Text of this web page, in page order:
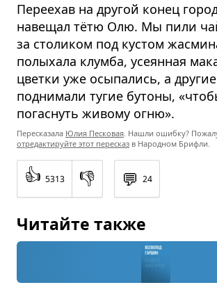
Переехав на другой конец
навещал тётю Олю. Мы пили
за столиком под кустом
полыхала клумба, усеянная
цветки уже осыпались, а
поднимали тугие бутоны,
погаснуть живому огню».
Пересказала Юлия Песковая. Нашли ошибку?
отредактируйте этот пересказ в Народном Брифли.
👍 5313 👎 💬 24
Читайте также